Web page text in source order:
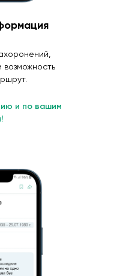
возможность
и по вашим